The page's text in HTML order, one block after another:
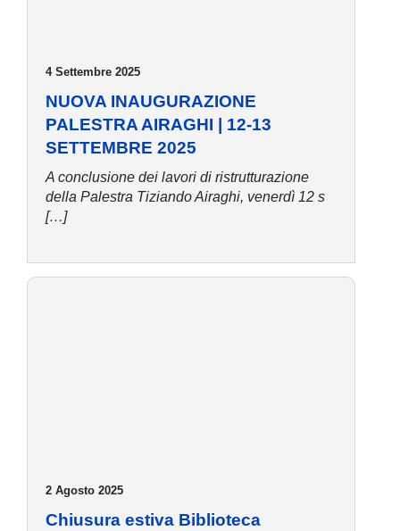
4 Settembre 2025
NUOVA INAUGURAZIONE
PALESTRA AIRAGHI | 12-13
SETTEMBRE 2025
A conclusione dei lavori di ristrutturazione
della Palestra Tiziando Airaghi, venerdì 12 s
[…]
2 Agosto 2025
Chiusura estiva Biblioteca